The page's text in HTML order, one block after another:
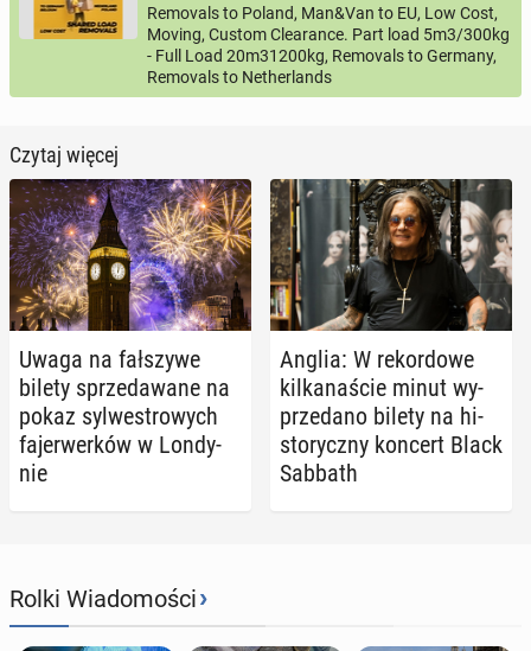
Removals to Poland, Man&Van to EU, Low Cost,
Moving, Custom Clearance. Part load 5m3/300kg
- Full Load 20m31200kg, Removals to Germany,
Removals to Netherlands
Czytaj więcej
Uwaga na fał­szy­we
bilety sprze­da­wa­ne na
pokaz syl­we­stro­wych
fa­jer­wer­ków w Lon­dy­
nie
Anglia: W re­kor­do­we
kil­ka­na­ście minut wy­
prze­da­no bilety na hi­
sto­rycz­ny koncert Black
Sabbath
Rolki Wiadomości›